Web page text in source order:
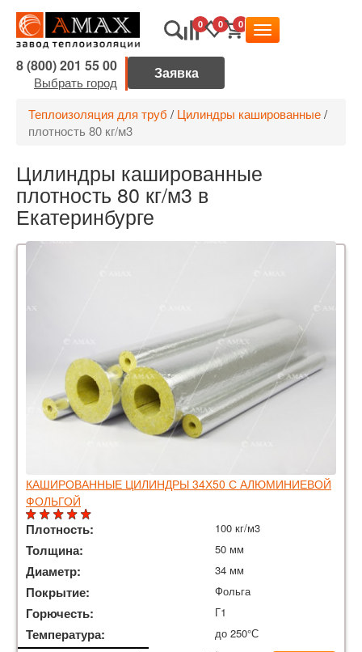
0 0 0
8 (800) 201 55 00
Выбрать город
Теплоизоляция для труб / Цилиндры кашированные/
плотность 80 кг/м3
Цилиндры кашированные
плотность 80 кг/м3 в
Екатеринбурге
КАШИРОВАННЫЕ ЦИЛИНДРЫ 34Х50 С АЛЮМИНИЕВОЙ
ФОЛЬГОЙ
Плотность: 100 кг/м3
Толщина: 50 мм
Диаметр: 34 мм
Покрытие: Фольга
Горючесть: Г1
Температура: до 250°С